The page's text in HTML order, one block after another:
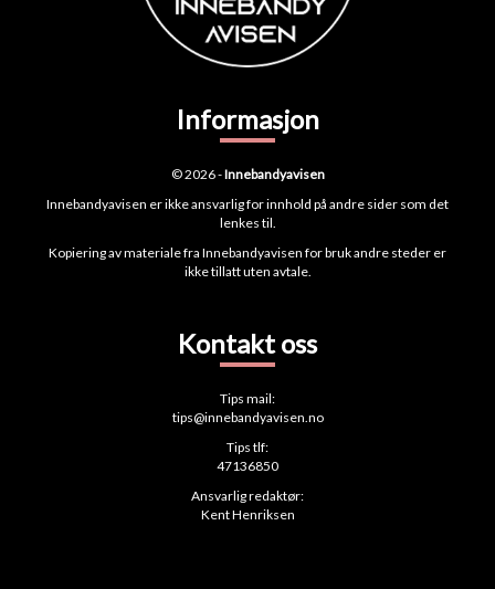
Informasjon
© 2026 -Innebandyavisen
Innebandyavisen er ikke ansvarlig for innhold på andre sider som det
lenkes til.
Kopiering av materiale fra Innebandyavisen for bruk andre steder er
ikke tillatt uten avtale.
Kontakt oss
Tips mail:
tips@innebandyavisen.no
Tips tlf:
47136850
Ansvarlig redaktør:
Kent Henriksen